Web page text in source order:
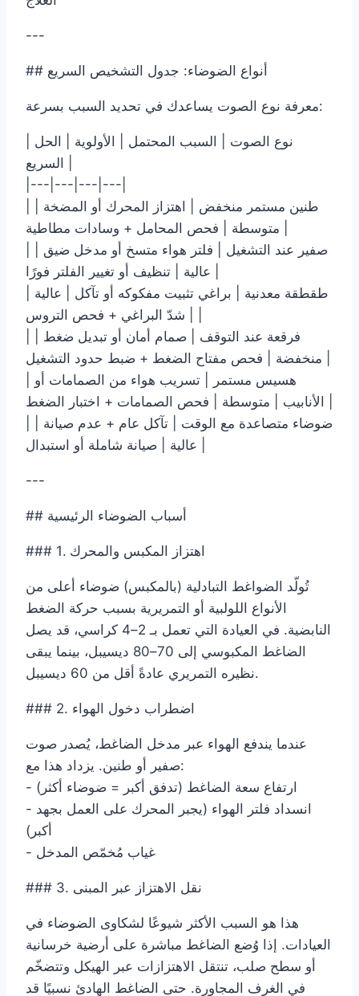
---
## أنواع الضوضاء: جدول التشخيص السريع
معرفة نوع الصوت يساعدك في تحديد السبب بسرعة:
|---|---|---|---|
---
## أسباب الضوضاء الرئيسية
### 1. اهتزاز المكبس والمحرك
تُولّد الضواغط التبادلية (بالمكبس) ضوضاء أعلى من
الأنواع اللولبية أو التمريرية بسبب حركة الضغط
النابضية. في العيادة التي تعمل بـ 2–4 كراسي، قد يصل
الضاغط المكبوسي إلى 70–80 ديسيبل، بينما يبقى
نظيره التمريري عادةً أقل من 60 ديسيبل.
### 2. اضطراب دخول الهواء
عندما يندفع الهواء عبر مدخل الضاغط، يُصدر صوت
صفير أو طنين. يزداد هذا مع:
- ارتفاع سعة الضاغط (تدفق أكبر = ضوضاء أكثر)
- انسداد فلتر الهواء (يجبر المحرك على العمل بجهد
أكبر)
- غياب مُخمّص المدخل
### 3. نقل الاهتزاز عبر المبنى
هذا هو السبب الأكثر شيوعًا لشكاوى الضوضاء في
العيادات. إذا وُضع الضاغط مباشرة على أرضية خرسانية
أو سطح صلب، تنتقل الاهتزازات عبر الهيكل وتتضخّم
في الغرف المجاورة. حتى الضاغط الهادئ نسبيًا قد